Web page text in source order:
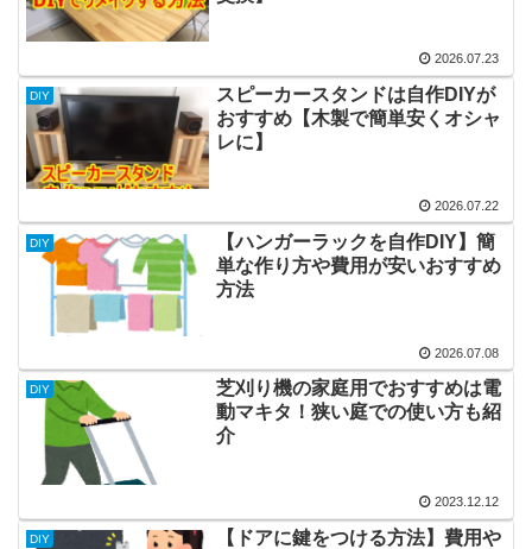
2026.07.23
DIY
スピーカースタンドは自作DIYが
おすすめ【木製で簡単安くオシャ
レに】
2026.07.22
DIY
【ハンガーラックを自作DIY】簡
単な作り方や費用が安いおすすめ
方法
2026.07.08
DIY
芝刈り機の家庭用でおすすめは電
動マキタ！狭い庭での使い方も紹
介
2023.12.12
DIY
【ドアに鍵をつける方法】費用や